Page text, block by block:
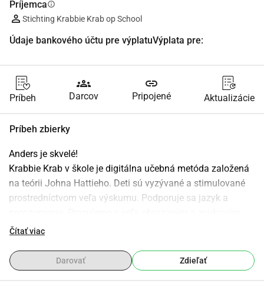
Príjemcainfo
Stichting Krabbie Krab op School
Údaje bankového účtu pre výplatuVýplata pre:
Príbeh
groups
Darcov
link
Pripojené Aktualizácie
Príbeh zbierky
Anders je skvelé!
Krabbie Krab v škole je digitálna učebná metóda založená
na teórii Johna Hattieho. Deti sú vyzývané a stimulované
prostredníctvom veľa výskumu. Podporuje sa jazyk a
materiálom. Učebné materiály sú jedinečné.
Sme spoločensky zameraná nadácia, ktorá chce
podporovať inovácie vo vzdelávaní.
Čítať viac
Darovať Zdieľať